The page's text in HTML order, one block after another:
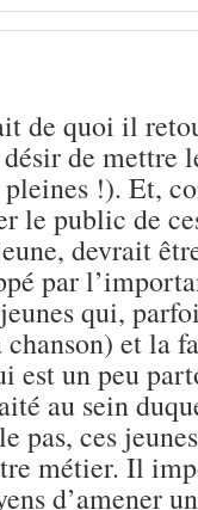
de quoi il
de mettre
!). Et,
le public de
devrait
par
qui,
et la
est un peu
au sein
pas, ces
métier. Il
d’amener